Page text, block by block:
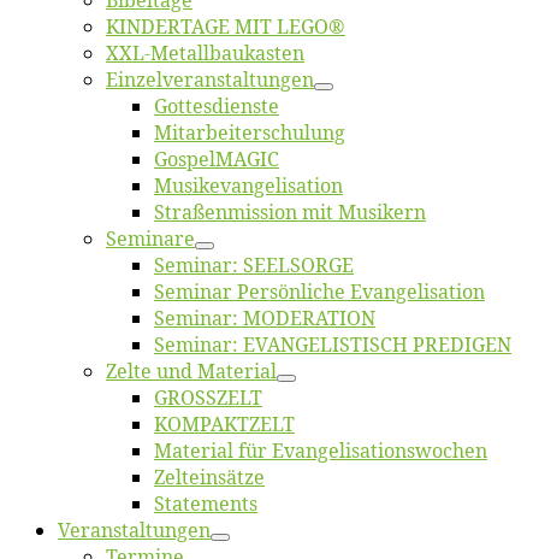
KINDERTAGE MIT LEGO®
XXL-Me­­tal­l­­bau­­kas­­ten
Einzelver­an­stal­tungen
Got­tes­diens­te
Mitarbeiter­schulung
Gos­pel­MA­GIC
Musikevan­ge­li­sa­tion
Straßenmis­sion mit Musikern
Se­mi­na­re
Se­mi­nar: SEELSORGE
Se­mi­nar Per­sön­li­che Evangelisation
Se­mi­nar: MODERATION
Se­mi­nar: EVANGELISTISCH PREDIGEN
Zel­te und Material
GROSSZELT
KOMPAKTZELT
Ma­te­ri­al für Evangelisationswochen
Zelt­ein­sät­ze
State­ments
Ver­an­stal­tun­gen